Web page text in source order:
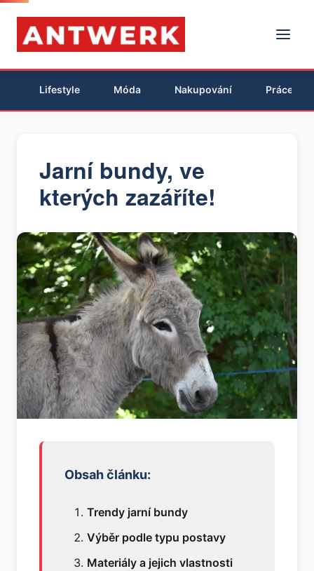
Lifestyle Móda Nakupování Práce
Jarní bundy, ve
kterých zazáříte!
Obsah článku:
Trendy jarní bundy
Výběr podle typu postavy
Materiály a jejich vlastnosti